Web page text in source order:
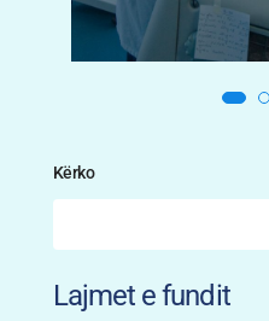
Kërko
Lajmet e fundit